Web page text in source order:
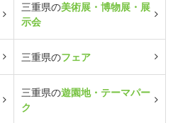
三重県の美術展・博物展・展
示会
三重県のフェア
三重県の遊園地・テーマパー
ク